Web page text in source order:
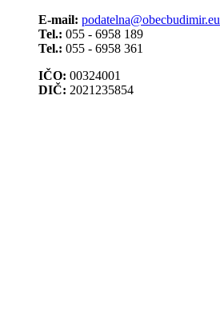
E-mail: podatelna@obecbudimir.eu
Tel.: 055 - 6958 189
Tel.: 055 - 6958 361
IČO: 00324001
DIČ: 2021235854